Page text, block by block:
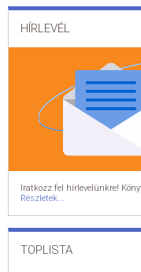
HÍRLEVÉL
Iratkozz fel hírlevelünkre!
Részletek...
TOPLISTA